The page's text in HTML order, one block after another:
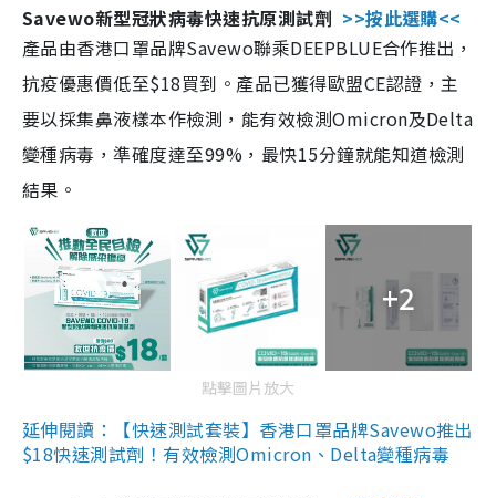
Savewo新型冠狀病毒快速抗原測試劑 >>按此選購<<
產品由香港口罩品牌Savewo聯乘DEEPBLUE合作推出，
抗疫優惠價低至$18買到。產品已獲得歐盟CE認證，主
要以採集鼻液樣本作檢測，能有效檢測Omicron及Delta
變種病毒，準確度達至99%，最快15分鐘就能知道檢測
結果。
+2
點擊圖片放大
延伸閱讀：【快速測試套裝】香港口罩品牌Savewo推出
$18快速測試劑！有效檢測Omicron、Delta變種病毒